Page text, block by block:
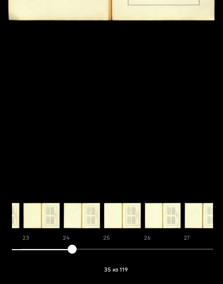
23 24 25 26 27
35 из 119